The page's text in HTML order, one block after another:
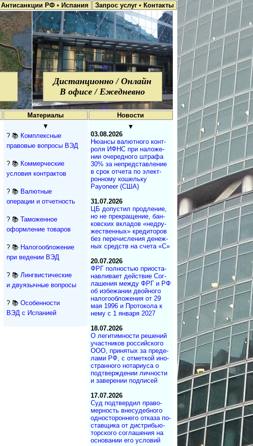
Антисанкции РФ • Испания Запрос услуг • Контакты
Дистанционно / Онлайн
В офисе / Ежедневно
Материалы Новости
▼
? 📚 Комплексные
правовые вопросы ВЭД
? 📚 Коммерческие
условия контрактов
? 📚 Валютные
операции и отчетность
? 📚 Таможенное
оформление товаров
? 📚 Налогообложение
при ведении ВЭД
? 📚 Лингвистические
и двуязычные вопросы
? 📚 Особенности
ВЭД с Испанией
▼
03.08.2026
Нюансы валют­но­го кон­т­
ро­ля ИФНС при на­ло­же­
нии оче­ре­д­но­го штра­фа
30% за не­пред­с­та­в­ле­ние
в срок от­че­та по эле­к­т­
рон­но­му ко­ше­ль­ку
Payoneer (США)
31.07.2026
ЦБ допустил продле­ние,
но не пре­кра­ще­ние, бан­
ков­ских вкла­дов «не­дру­
же­ст­вен­ных» кре­ди­то­ров
без пе­ре­чис­ле­ния де­не­ж­
ных средств на сче­та «С»
20.07.2026
ФРГ полностью при­ос­та­
на­в­ли­ва­ет дей­ст­вие Со­г­
ла­ше­ния меж­ду ФРГ и РФ
об из­бе­жа­нии двой­но­го
на­ло­го­об­ло­же­ния от 29
мая 1996 и Про­то­ко­ла к
нему с 1 ян­ва­ря 2027
18.07.2026
О легитимности ре­ше­ний
участ­ни­ков рос­сий­ско­го
ООО, при­ня­тых за пре­де­
ла­ми РФ, с от­мет­кой ино­
ст­ран­но­го но­та­ри­у­са о
под­т­вер­ж­де­нии лич­но­с­ти
и за­ве­ре­нии под­писей
17.07.2026
Суд под­твер­дил пра­во­
мер­ность вне­су­деб­ного
од­но­сто­рон­не­го от­ка­за по­
с­тав­щика от дист­ри­бь­ю­
тор­с­ко­го со­г­ла­ше­ния на
ос­но­ва­нии его ус­ло­вий